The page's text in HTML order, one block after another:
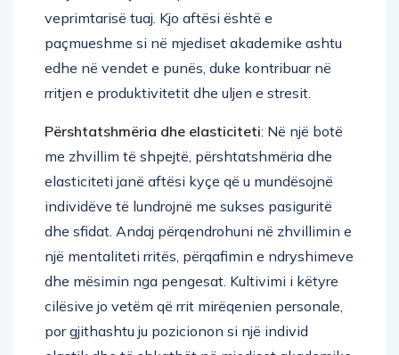
paçmueshme si në mjediset akademike ashtu
edhe në vendet e punës, duke kontribuar në
rritjen e produktivitetit dhe uljen e stresit.
me zhvillim të shpejtë, përshtatshmëria dhe
elasticiteti janë aftësi kyçe që u mundësojnë
individëve të lundrojnë me sukses pasiguritë
dhe sfidat. Andaj përqendrohuni në zhvillimin e
një mentaliteti rritës, përqafimin e ndryshimeve
dhe mësimin nga pengesat. Kultivimi i këtyre
cilësive jo vetëm që rrit mirëqenien personale,
por gjithashtu ju pozicionon si një individ
elastik dhe të shkathët në mjediset akademike